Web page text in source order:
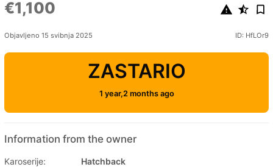
€1,100
Objavljeno 15 svibnja 2025 ID: HfLOr9
ZASTARIO
1 year,2 months ago
Information from the owner
Karoserije:
Hatchback